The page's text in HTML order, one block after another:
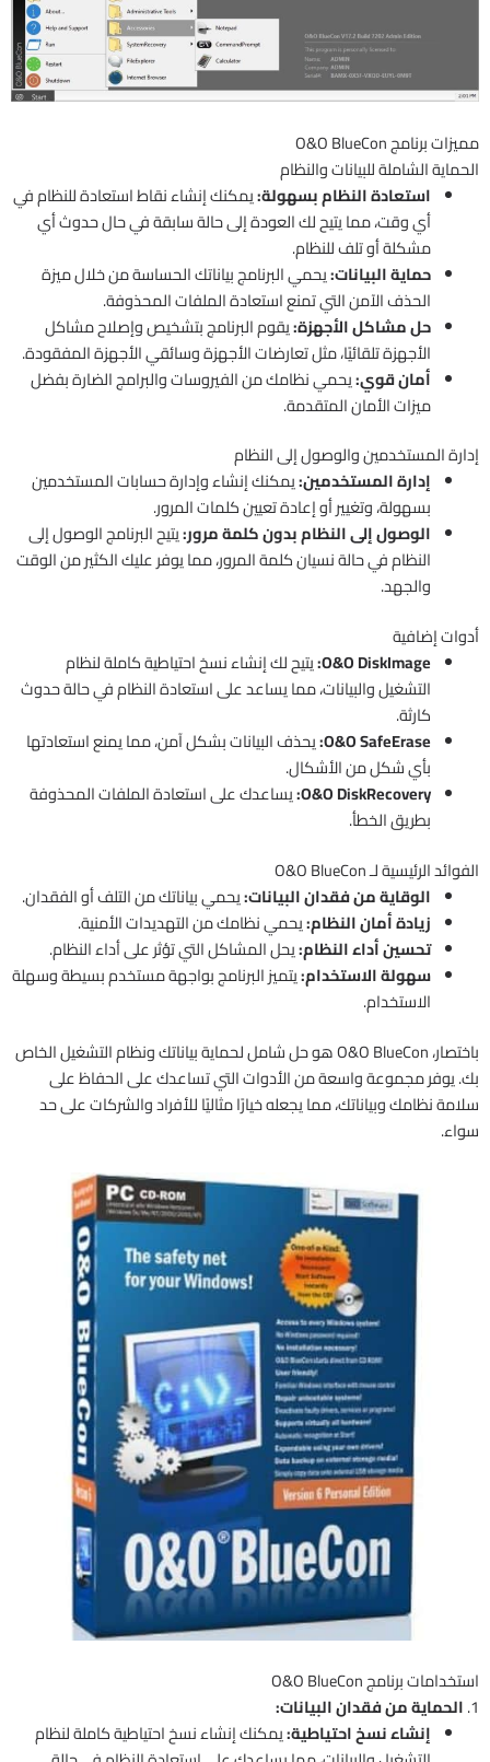
مميزات برنامج O&O BlueCon
الحماية الشاملة للبيانات والنظام
استعادة النظام بسهولة:يمكنك إنشاء نقاط استعادة للنظام في
أي وقت، مما يتيح لك العودة إلى حالة سابقة في حال حدوث أي
مشكلة أو تلف للنظام.
حماية البيانات:يحمي البرنامج بياناتك الحساسة من خلال ميزة
الحذف الآمن التي تمنع استعادة الملفات المحذوفة.
حل مشاكل الأجهزة:يقوم البرنامج بتشخيص وإصلاح مشاكل
الأجهزة تلقائيًا، مثل تعارضات الأجهزة وسائقي الأجهزة المفقودة.
أمان قوي:يحمي نظامك من الفيروسات والبرامج الضارة بفضل
ميزات الأمان المتقدمة.
إدارة المستخدمين والوصول إلى النظام
إدارة المستخدمين:يمكنك إنشاء وإدارة حسابات المستخدمين
بسهولة، وتغيير أو إعادة تعيين كلمات المرور.
الوصول إلى النظام بدون كلمة مرور:يتيح البرنامج الوصول إلى
النظام في حالة نسيان كلمة المرور، مما يوفر عليك الكثير من الوقت
والجهد.
أدوات إضافية
O&O DiskImage:يتيح لك إنشاء نسخ احتياطية كاملة لنظام
التشغيل والبيانات، مما يساعد على استعادة النظام في حالة حدوث
كارثة.
O&O SafeErase:يحذف البيانات بشكل آمن، مما يمنع استعادتها
بأي شكل من الأشكال.
O&O DiskRecovery:يساعدك على استعادة الملفات المحذوفة
بطريق الخطأ.
الفوائد الرئيسية لـ O&O BlueCon
الوقاية من فقدان البيانات:يحمي بياناتك من التلف أو الفقدان.
زيادة أمان النظام:يحمي نظامك من التهديدات الأمنية.
تحسين أداء النظام:يحل المشاكل التي تؤثر على أداء النظام.
سهولة الاستخدام:يتميز البرنامج بواجهة مستخدم بسيطة وسهلة
الاستخدام.
باختصار، O&O BlueCon هو حل شامل لحماية بياناتك ونظام التشغيل الخاص
بك. يوفر مجموعة واسعة من الأدوات التي تساعدك على الحفاظ على
سلامة نظامك وبياناتك، مما يجعله خيارًا مثاليًا للأفراد والشركات على حد
سواء.
استخدامات برنامج O&O BlueCon
1. الحماية من فقدان البيانات:
إنشاء نسخ احتياطية:يمكنك إنشاء نسخ احتياطية كاملة لنظام